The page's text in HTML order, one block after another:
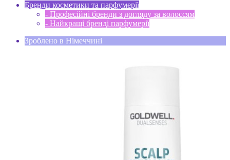
Бренди косметики та парфумерії
- Професійні бренди з догляду за волоссям
- Найкращі бренді парфумерії
Зроблено в Німеччині